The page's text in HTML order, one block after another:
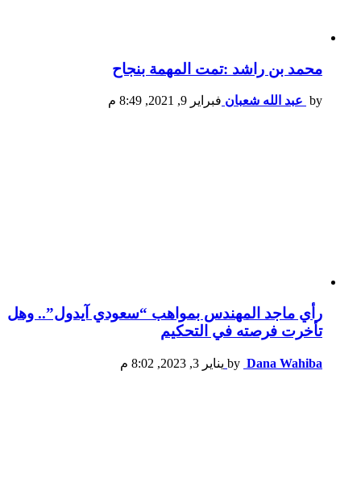
محمد بن راشد :تمت المهمة بنجاح
by عبد الله شعبان فبراير 9, 2021, 8:49 م
رأي ماجد المهندس بمواهب “سعودي آيدول”.. وهل
تأخرت فرصته في التحكيم
by Dana Wahiba يناير 3, 2023, 8:02 م